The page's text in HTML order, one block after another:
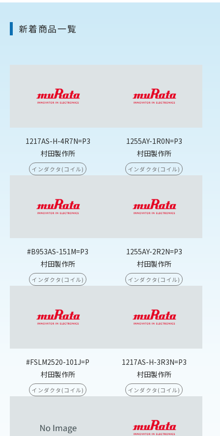
新着商品一覧
1217AS-H-4R7N=P3
村田製作所
インダクタ(コイル)
1255AY-1R0N=P3
村田製作所
インダクタ(コイル)
#B953AS-151M=P3
村田製作所
インダクタ(コイル)
1255AY-2R2N=P3
村田製作所
インダクタ(コイル)
#FSLM2520-101J=P
村田製作所
インダクタ(コイル)
1217AS-H-3R3N=P3
村田製作所
インダクタ(コイル)